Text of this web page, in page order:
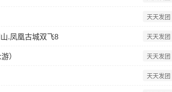
天天发团
.凤凰古城双飞8 天天发团
） 天天发团
天天发团